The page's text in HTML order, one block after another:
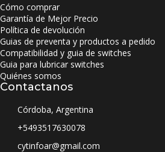
Cómo comprar
Garantía de Mejor Precio
Política de devolución
Guias de preventa y productos a pedido
Compatibilidad y guia de switches
Guia para lubricar switches
Quiénes somos
Contactanos
Córdoba, Argentina
+5493517630078
cytinfoar@gmail.com